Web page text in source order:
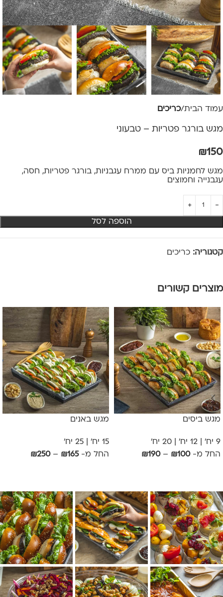
עמוד הבית כריכים
מגש בורגר פטריות – טבעוני
₪150
מגש לחמניות ביס עם ממרח עגבניות, בורגר פטריות, חסה,
עגבנייה וחמוצים
הוספה לסל
קטגוריה: כריכים
מוצרים קשורים
מגש ביסים
9 יח' | 12 יח' | 20 יח'
החל מ-
₪100
–
₪190
מגש באנים
15 יח' | 25 יח'
החל מ-
₪165
–
₪250